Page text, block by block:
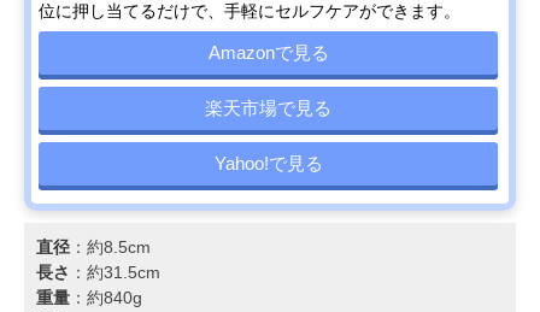
位に押し当てるだけで、手軽にセルフケアができます。
Amazonで見る
楽天市場で見る
Yahoo!で見る
直径 ：約8.5cm
長さ ：約31.5cm
重量 ：約840g